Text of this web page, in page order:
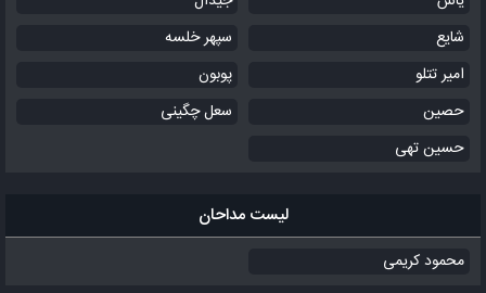
شایع
سپهر خلسه
امیر تتلو
پوبون
حصین
سعل چگینی
حسین تهی
لیست مداحان
محمود کریمی